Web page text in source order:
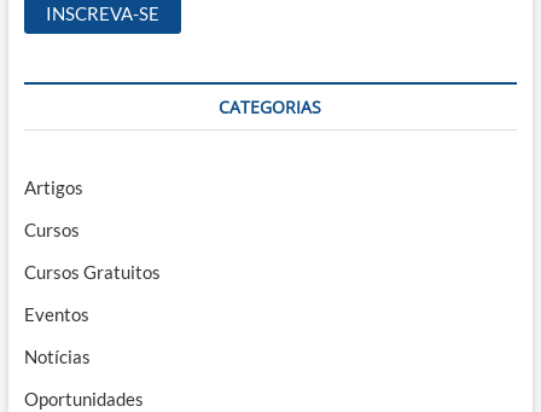
CATEGORIAS
Artigos
Cursos
Cursos Gratuitos
Eventos
Notícias
Oportunidades